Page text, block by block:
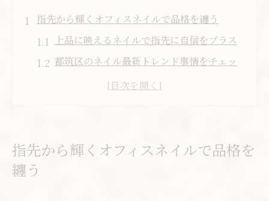
指先から輝くオフィスネイルで品格を纏う
上品に映えるネイルで指先に自信をプラス
都筑区のネイル最新トレンド事情をチェッ
ネイルサロンの賢い選び方と予約のポイン
ト
指先から輝くオフィスネイルで品格を
纏う